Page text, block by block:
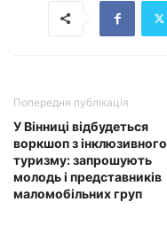
Попередня публікація
У Вінниці відбудеться
воркшоп з інклюзивного
туризму: запрошують
молодь і представників
маломобільних груп